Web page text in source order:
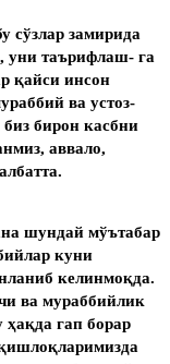
сўзлар замирида
уни таърифлаш- га
қайси инсон
ва устоз-
бирон касбни
аввало,
шундай мўътабар
куни
келинмоқда.
ва мураббийлик
ҳақда гап борар